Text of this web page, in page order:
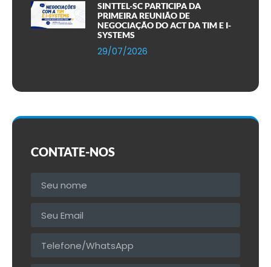
SINTTEL-SC PARTICIPA DA
PRIMEIRA REUNIÃO DE
NEGOCIAÇÃO DO ACT DA TIM E I-
SYSTEMS
29/07/2026
CONTATE-NOS